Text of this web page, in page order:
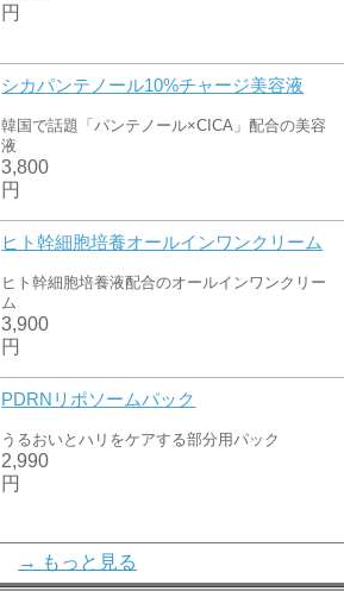
円
シカパンテノール10%チャージ美容液
韓国で話題「パンテノール×CICA」配合の美容
液
3,800
円
ヒト幹細胞培養オールインワンクリーム
ヒト幹細胞培養液配合のオールインワンクリー
ム
3,900
円
PDRNリポソームパック
うるおいとハリをケアする部分用パック
2,990
円
ドクターEGFオールインワンクリーム
→ もっと見る